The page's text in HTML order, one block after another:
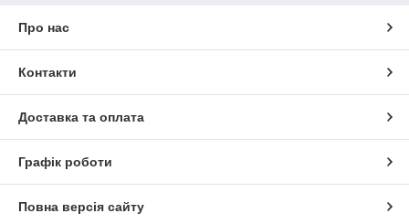
Про нас
Контакти
Доставка та оплата
Графік роботи
Повна версія сайту